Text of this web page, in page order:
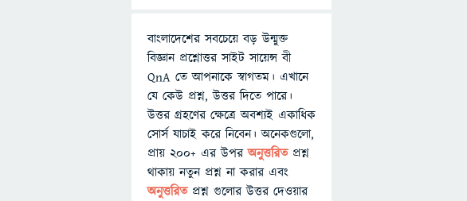
বাংলাদেশের সবচেয়ে বড় উন্মুক্ত
বিজ্ঞান প্রশ্নোত্তর সাইট সায়েন্স বী
QnA তে আপনাকে স্বাগতম। এখানে
যে কেউ প্রশ্ন, উত্তর দিতে পারে।
উত্তর গ্রহণের ক্ষেত্রে অবশ্যই একাধিক
সোর্স যাচাই করে নিবেন। অনেকগুলো,
প্রায় ২০০+ এর উপরঅনুত্তরিতপ্রশ্ন
থাকায় নতুন প্রশ্ন না করার এবং
অনুত্তরিত প্রশ্ন গুলোর উত্তর দেওয়ার